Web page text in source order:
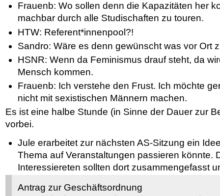
Frauenb: Wo sollen denn die Kapazitäten her
machbar durch alle Studischaften zu touren.
HTW: Referent*innenpool?!
Sandro: Wäre es denn gewünscht was vor Ort
HSNR: Wenn da Feminismus drauf steht, da
Mensch kommen.
Frauenb: Ich verstehe den Frust. Ich möchte
nicht mit sexistischen Männern machen.
Es ist eine halbe Stunde (in Sinne der Dauer zur
vorbei.
Jule erarbeitet zur nächsten AS-Sitzung ein
Thema auf Veranstaltungen passieren könnte.
Interessiereten sollten dort zusammengefasst
Antrag zur Geschäftsordnung